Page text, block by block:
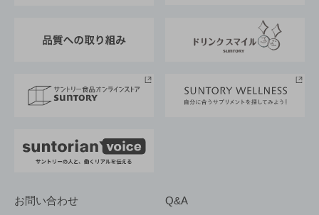
採用情報
お問い合わせ Q&A